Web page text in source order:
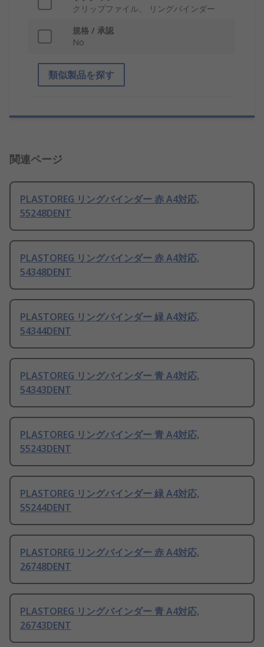
クリップファイル、 リングバインダー
規格 / 承認
No
類似製品を探す
関連ページ
PLASTOREG リングバインダー 赤 A4対応,
55248DENT
PLASTOREG リングバインダー 赤 A4対応,
54348DENT
PLASTOREG リングバインダー 緑 A4対応,
54344DENT
PLASTOREG リングバインダー 青 A4対応,
54343DENT
PLASTOREG リングバインダー 青 A4対応,
55243DENT
PLASTOREG リングバインダー 緑 A4対応,
55244DENT
PLASTOREG リングバインダー 赤 A4対応,
26748DENT
PLASTOREG リングバインダー 青 A4対応,
26743DENT